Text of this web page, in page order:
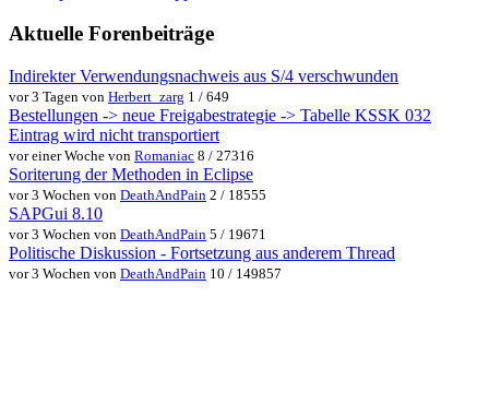
Aktuelle Forenbeiträge
Indirekter Verwendungsnachweis aus S/4 verschwunden
vor 3 Tagen von Herbert_zarg 1 / 649
Bestellungen -> neue Freigabestrategie -> Tabelle KSSK 032
Eintrag wird nicht transportiert
vor einer Woche von Romaniac 8 / 27316
Soriterung der Methoden in Eclipse
vor 3 Wochen von DeathAndPain 2 / 18555
SAPGui 8.10
vor 3 Wochen von DeathAndPain 5 / 19671
Politische Diskussion - Fortsetzung aus anderem Thread
vor 3 Wochen von DeathAndPain 10 / 149857